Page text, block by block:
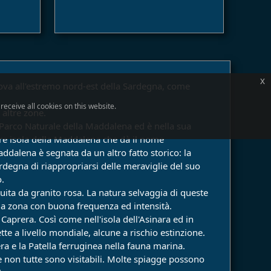
all'estremo nord-est della Sardegna, come
zone.
Naturale della Maddalena ed è nella sua
isola della Maddalena che dà il nome
è segnata da un altro fatto storico: la
di riappropriarsi delle meraviglie del suo
da granito rosa. La natura selvaggia di queste
zona con buona frequenza ed intensità.
Così come nell'isola dell'Asinara ed in
a livello mondiale, alcune a rischio estinzione.
e la Patella ferruginea nella fauna marina.
tutte sono visitabili. Molte spiagge possono
all cookies on this website.
x